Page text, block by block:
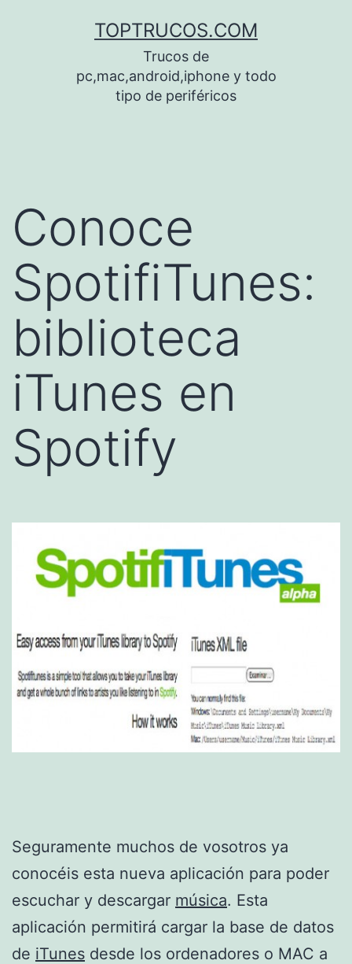
TOPTRUCOS.COM
Trucos de
pc,mac,android,iphone y todo
tipo de periféricos
Conoce
SpotifiTunes:
biblioteca
iTunes en
Spotify
Seguramente muchos de vosotros ya
conocéis esta nueva aplicación para poder
escuchar y descargar música. Esta
aplicación permitirá cargar la base de datos
de iTunes desde los ordenadores o MAC a